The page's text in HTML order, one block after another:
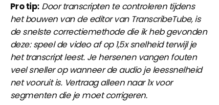
Pro tip: Door transcripten te controleren tijdens
het bouwen van de editor van TranscribeTube, is
de snelste correctiemethode die ik heb gevonden
deze: speel de video af op 1,5x snelheid terwijl je
het transcript leest. Je hersenen vangen fouten
veel sneller op wanneer de audio je leessnelheid
net vooruit is. Vertraag alleen naar 1x voor
segmenten die je moet corrigeren.